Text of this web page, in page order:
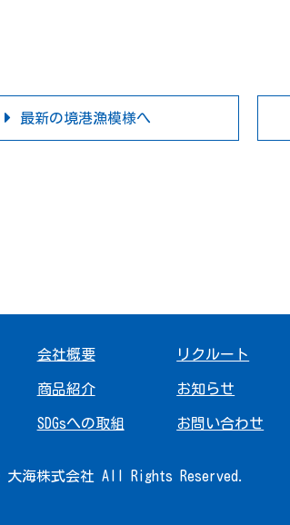
最新の境港漁模様へ
会社概要
商品紹介
SDGsへの取組
リクルート
お知らせ
お問い合わせ
海株式会社 All Rights Reserved.